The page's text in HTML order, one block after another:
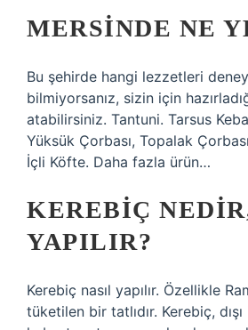
MERSINDE NE
Bu şehirde hangi lezzetleri
bilmiyorsanız, sizin için
atabilirsiniz. Tantuni. Tarsus
Yüksük Çorbası, Topalak
İçli Köfte. Daha fazla ürün…
KEREBIÇ
YAPILIR?
Kerebiç nasıl yapılır. Özellikle
tüketilen bir tatlıdır. Kerebiç,